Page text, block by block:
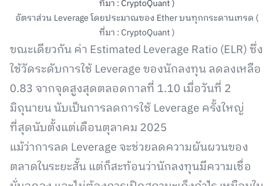
อัตราส่วน Leverage โดยประมาณของ Ether บนทุกกระดานเทรด (
ที่มา : CryptoQuant )
ขณะเดียวกัน ค่า Estimated Leverage Ratio (ELR) ซึ่ง
ใช้วัดระดับการใช้ Leverage ของนักลงทุน ลดลงเหลือ
0.83 จากจุดสูงสุดตลอดกาลที่ 1.10 เมื่อวันที่ 2
มิถุนายน นับเป็นการลดการใช้ Leverage ครั้งใหญ่
ที่สุดนับตั้งแต่เดือนตุลาคม 2025
แม้ว่าการลด Leverage จะช่วยลดความผันผวนของ
ตลาดในระยะสั้น แต่ก็สะท้อนว่านักลงทุนมีความเชื่อ